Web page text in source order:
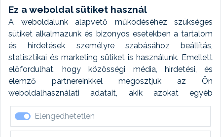
Ez a weboldal sütiket használ
A weboldalunk alapvető működéséhez szükséges
sütiket alkalmazunk és bizonyos esetekben a tartalom
és hirdetések személyre szabásához beállítás,
statisztikai és marketing sütiket is használunk. Emellett
előfordulhat, hogy közösségi média, hirdetési, és
elemző partnereinkkel megosztjuk az Ön
weboldalhasználati adatait, akik azokat egyéb
forrásokból gyűjtött adatokkal kombinálhatják. A sütik
elfogadásával kapcsolatosan naplózást végzünk és
ezen adatokat 6 hónap után automatikusan töröljük. A
Elengedhetetlen
Weboldal modul
Fényképtár extra modul
Autómosó modul
Feladatütemezés